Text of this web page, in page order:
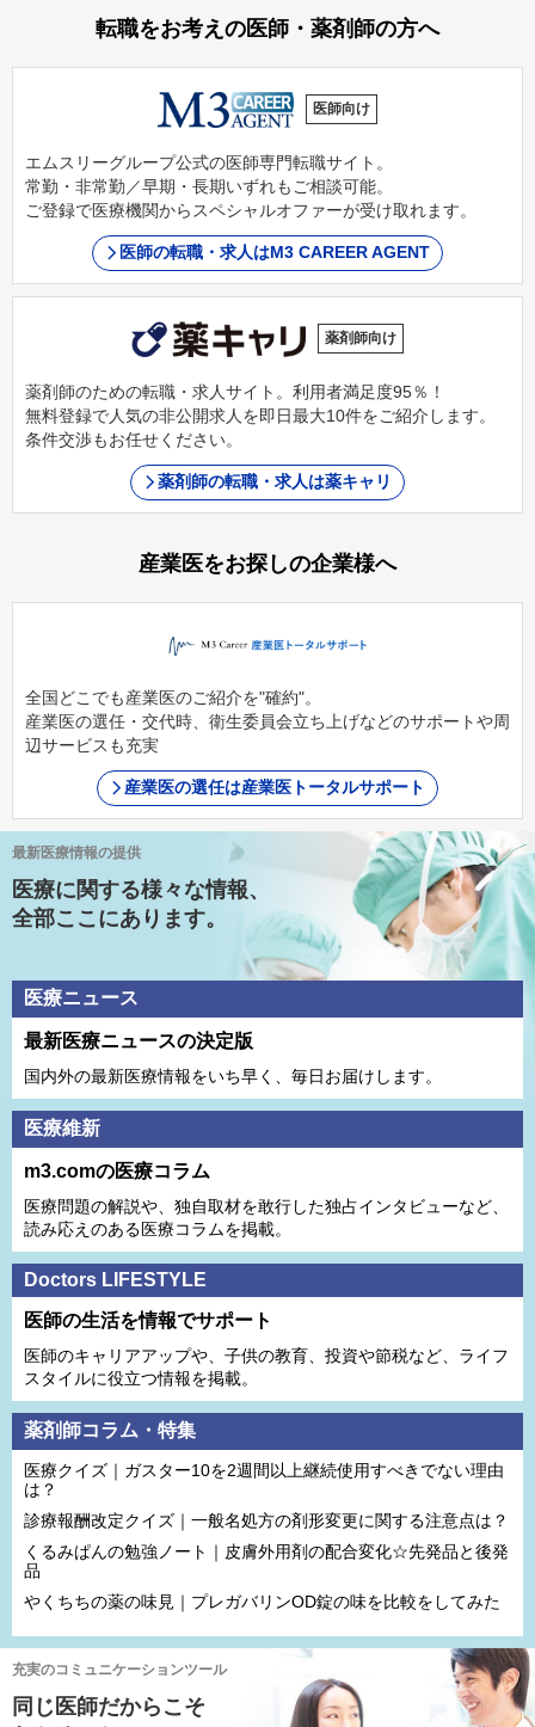
転職をお考えの医師・薬剤師の方へ
医師向け
エムスリーグループ公式の医師専門転職サイト。
常勤・非常勤／早期・長期いずれもご相談可能。
ご登録で医療機関からスペシャルオファーが受け取れます。
医師の転職・求人はM3 CAREER AGENT
薬剤師向け
薬剤師のための転職・求人サイト。利用者満足度95％！
無料登録で人気の非公開求人を即日最大10件をご紹介します。
条件交渉もお任せください。
薬剤師の転職・求人は薬キャリ
産業医をお探しの企業様へ
全国どこでも産業医のご紹介を"確約"。
産業医の選任・交代時、衛生委員会立ち上げなどのサポートや周
辺サービスも充実
産業医の選任は産業医トータルサポート
最新医療情報の提供
医療に関する様々な情報、
全部ここにあります。
医療ニュース
最新医療ニュースの決定版
国内外の最新医療情報をいち早く、毎日お届けします。
医療維新
m3.comの医療コラム
医療問題の解説や、独⾃取材を敢⾏した独占インタビューなど、
読み応えのある医療コラムを掲載。
Doctors LIFESTYLE
医師の生活を情報でサポート
医師のキャリアアップや、子供の教育、投資や節税など、ライフ
スタイルに役立つ情報を掲載。
薬剤師コラム・特集
医療クイズ｜ガスター10を2週間以上継続使用すべきでない理由
は？
診療報酬改定クイズ｜一般名処方の剤形変更に関する注意点は？
くるみぱんの勉強ノート｜皮膚外用剤の配合変化☆先発品と後発
品
やくちちの薬の味見｜プレガバリンOD錠の味を比較をしてみた
充実のコミュニケーションツール
同じ医師だからこそ